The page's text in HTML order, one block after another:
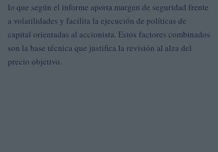
lo que según el informe aporta margen de seguridad frente
a volatilidades y facilita la ejecución de políticas de
capital orientadas al accionista. Estos factores combinados
son la base técnica que justifica la revisión al alza del
precio objetivo.